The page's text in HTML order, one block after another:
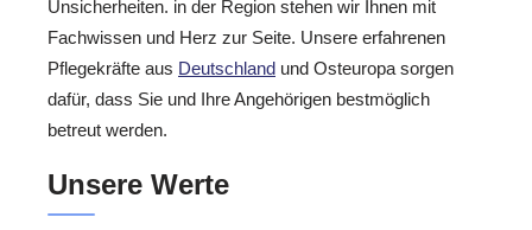
Unsicherheiten. in der Region stehen wir Ihnen mit
Fachwissen und Herz zur Seite. Unsere erfahrenen
Pflegekräfte aus Deutschland und Osteuropa sorgen
dafür, dass Sie und Ihre Angehörigen bestmöglich
betreut werden.
Unsere Werte